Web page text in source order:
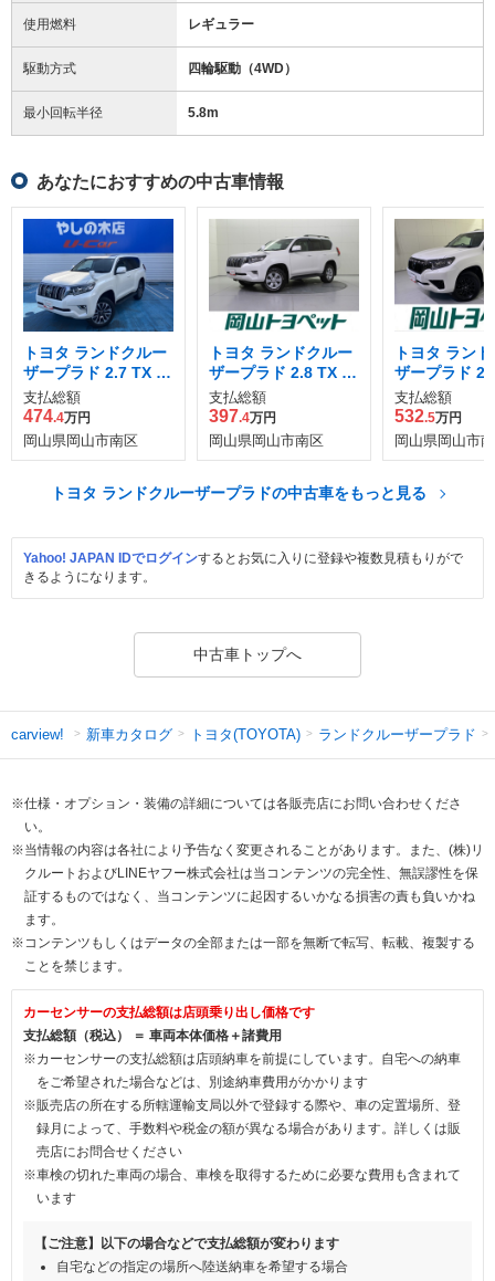
使用燃料 レギュラー
駆動方式 四輪駆動（4WD）
最小回転半径 5.8m
あなたにおすすめの中古車情報
トヨタ ランドクルー
ザープラド 2.7 TX L
パッケージ 4WD
支払総額
474.4万円
岡山県岡山市南区
トヨタ ランドクルー
ザープラド 2.8 TX L
パッケージ ディーゼ
ルターボ 4WD
支払総額
397.4万円
岡山県岡山市南区
トヨタ ラン
ザープラド
パッケージ
エディション
ゼルターボ
支払総額
532.5万円
岡山県岡山市
トヨタ ランドクルーザープラドの中古車をもっと見る
Yahoo! JAPAN IDでログインするとお気に入りに登録や複数見積もりがで
きるようになります。
中古車トップへ
carview! 新車カタログ トヨタ(TOYOTA) ランドクルーザープラド
※仕様・オプション・装備の詳細については各販売店にお問い合わせくださ
い。
※当情報の内容は各社により予告なく変更されることがあります。また、(株)リ
クルートおよびLINEヤフー株式会社は当コンテンツの完全性、無誤謬性を保
証するものではなく、当コンテンツに起因するいかなる損害の責も負いかね
ます。
※コンテンツもしくはデータの全部または一部を無断で転写、転載、複製する
ことを禁じます。
カーセンサーの支払総額は店頭乗り出し価格です
支払総額（税込） ＝ 車両本体価格＋諸費用
※カーセンサーの支払総額は店頭納車を前提にしています。自宅への納車
をご希望された場合などは、別途納車費用がかかります
※販売店の所在する所轄運輸支局以外で登録する際や、車の定置場所、登
録月によって、手数料や税金の額が異なる場合があります。詳しくは販
売店にお問合せください
※車検の切れた車両の場合、車検を取得するために必要な費用も含まれて
います
【ご注意】以下の場合などで支払総額が変わります
自宅などの指定の場所へ陸送納車を希望する場合